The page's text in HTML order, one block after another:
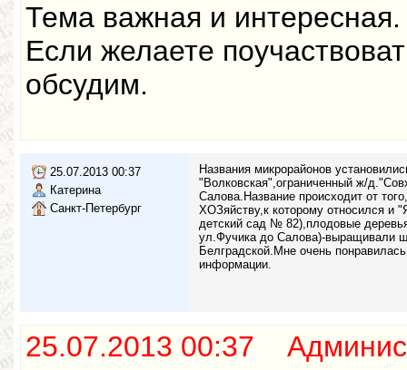
Тема важная и
Если желаете
обсудим.
25.07.2013 00:37
Катерина
Санкт-Петербург
Названия микрорайонов
"Волковская",ограниченный ж/
Салова.Название происходит от
ХОЗяйству,к которому относился и
детский сад № 82),плодовые
ул.Фучика до Салова)-выращивали
Белградской.Мне очень
информации.
25.07.2013 00:37